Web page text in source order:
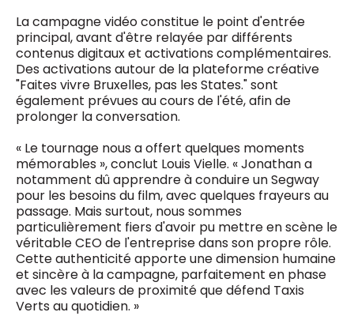
La campagne vidéo constitue le point d'entrée
principal, avant d'être relayée par différents
contenus digitaux et activations complémentaires.
Des activations autour de la plateforme créative
"Faites vivre Bruxelles, pas les States." sont
également prévues au cours de l'été, afin de
prolonger la conversation.
« Le tournage nous a offert quelques moments
mémorables », conclut Louis Vielle. « Jonathan a
notamment dû apprendre à conduire un Segway
pour les besoins du film, avec quelques frayeurs au
passage. Mais surtout, nous sommes
particulièrement fiers d'avoir pu mettre en scène le
véritable CEO de l'entreprise dans son propre rôle.
Cette authenticité apporte une dimension humaine
et sincère à la campagne, parfaitement en phase
avec les valeurs de proximité que défend Taxis
Verts au quotidien. »